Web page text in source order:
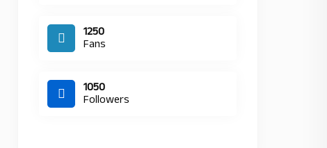
1250
Fans
1050
Followers